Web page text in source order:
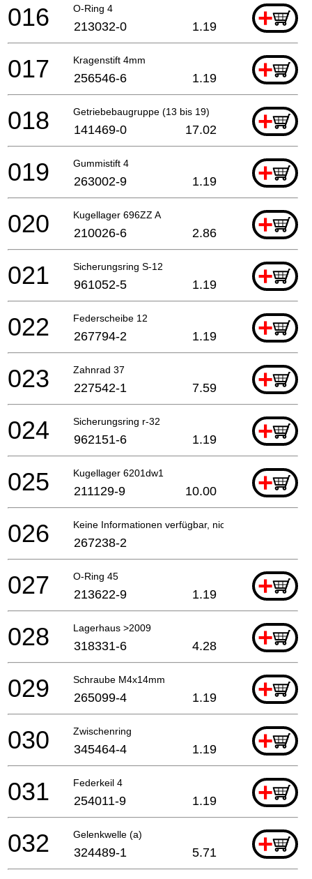
O-Ring 4 +
016 213032-0 1.19
Kragenstift 4mm +
017 256546-6 1.19
Getriebebaugruppe (13 bis 19) +
018 141469-0 17.02
Gummistift 4 +
019 263002-9 1.19
Kugellager 696ZZ A +
020 210026-6 2.86
Sicherungsring S-12 +
021 961052-5 1.19
Federscheibe 12 +
022 267794-2 1.19
Zahnrad 37 +
023 227542-1 7.59
Sicherungsring r-32 +
024 962151-6 1.19
Kugellager 6201dw1 +
025 211129-9 10.00
Keine Informationen verfügbar, nicht bestellbar
026 267238-2
O-Ring 45 +
027 213622-9 1.19
Lagerhaus >2009 +
028 318331-6 4.28
Schraube M4x14mm +
029 265099-4 1.19
Zwischenring +
030 345464-4 1.19
Federkeil 4 +
031 254011-9 1.19
Gelenkwelle (a) +
032 324489-1 5.71